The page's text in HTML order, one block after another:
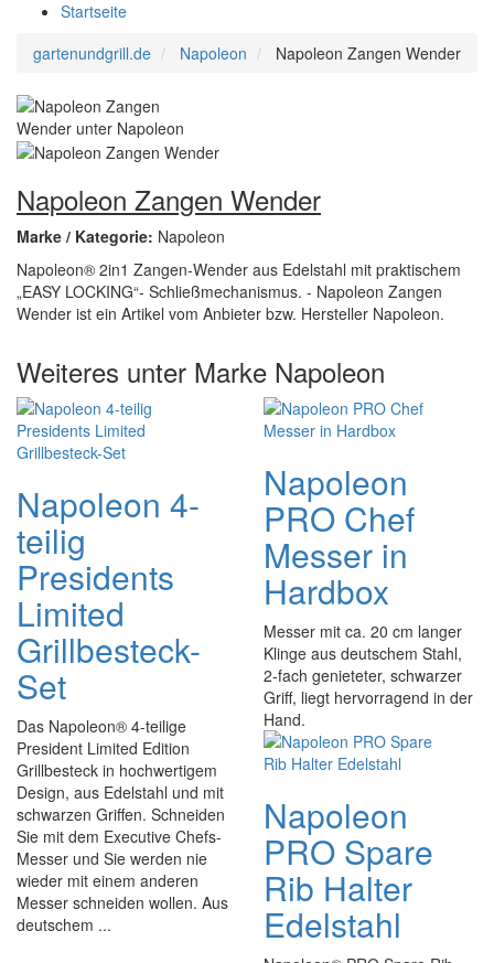
Startseite
gartenundgrill.de
Napoleon Napoleon Zangen Wender
Napoleon Zangen Wender
Marke / Kategorie: Napoleon
Napoleon® 2in1 Zangen-Wender aus Edelstahl mit praktischem
„EASY LOCKING“- Schließmechanismus. - Napoleon Zangen
Wender ist ein Artikel vom Anbieter bzw. Hersteller Napoleon.
Weiteres unter Marke Napoleon
Napoleon 4-
teilig
Presidents
Limited
Grillbesteck-
Set
Das Napoleon® 4-teilige
President Limited Edition
Grillbesteck in hochwertigem
Design, aus Edelstahl und mit
schwarzen Griffen. Schneiden
Sie mit dem Executive Chefs-
Messer und Sie werden nie
wieder mit einem anderen
Messer schneiden wollen. Aus
deutschem ...
Napoleon
PRO Chef
Messer in
Hardbox
Messer mit ca. 20 cm langer
Klinge aus deutschem Stahl,
2-fach genieteter, schwarzer
Griff, liegt hervorragend in der
Hand.
Napoleon
PRO Spare
Rib Halter
Edelstahl